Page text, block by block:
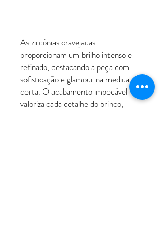
As zircônias cravejadas
proporcionam um brilho intenso e
refinado, destacando a peça com
sofisticação e glamour na medida
certa. O acabamento impecável
valoriza cada detalhe do brinco,